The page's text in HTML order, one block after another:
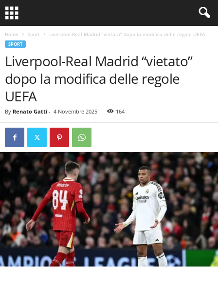
Home Sport Liverpool-Real Madrid “vietato” dopo la modifica delle regole UEFA
SPORT
Liverpool-Real Madrid “vietato”
dopo la modifica delle regole
UEFA
By Renato Gatti - 4 Novembre 2025 164